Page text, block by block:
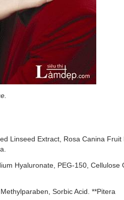
Linseed Extract, Rosa Canina Fruit
Hyaluronate, PEG-150, Cellulose
Sorbic Acid. **Pitera